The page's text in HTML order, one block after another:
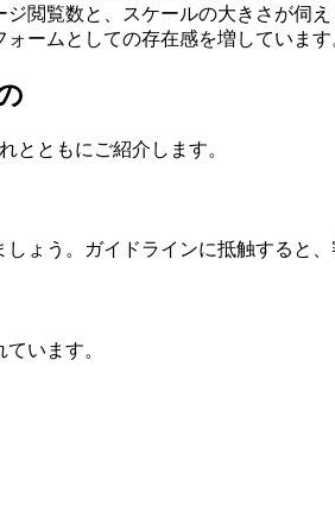
閲覧数と、スケールの大きさが伺
ームとしての存在感を増しています
とともにご紹介します。
ょう。ガイドラインに抵触すると
います。